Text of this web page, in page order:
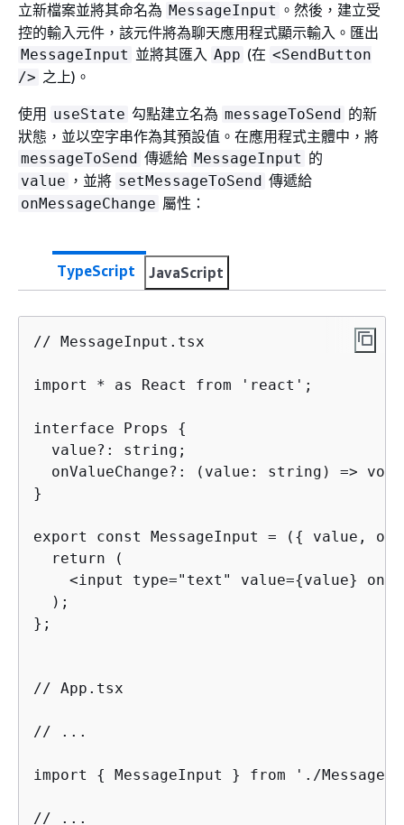
立新檔案並將其命名為 MessageInput 。然後，建立受
控的輸入元件，該元件將為聊天應用程式顯示輸入。匯出
MessageInput 並將其匯入 App (在 <SendButton
/> 之上)。
使用 useState 勾點建立名為 messageToSend 的新
狀態，並以空字串作為其預設值。在應用程式主體中，將
messageToSend 傳遞給 MessageInput 的
value ，並將 setMessageToSend 傳遞給
onMessageChange 屬性：
TypeScript JavaScript
// MessageInput.tsx
import * as React from 'react';
interface Props {
  value?: string;
onValueChange?: (value: string) =>
}
export const MessageInput = ( {
value,
  return (
    <input type="text" value=
{value}
  );
};
// App.tsx
// ...
import { MessageInput } from './
// ...